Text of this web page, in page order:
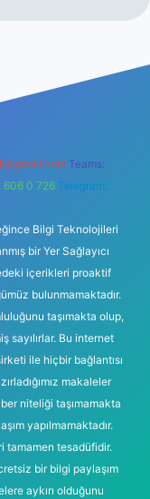
Teams:
606 0 726 Telegram:
Bilgi Teknolojileri
bir Yer Sağlayıcı
içerikleri proaktif
bulunmamaktadır.
taşımakta olup,
sayılırlar. Bu internet
ile hiçbir bağlantısı
makaleler
niteliği taşımamakta
yapılmamaktadır.
tamamen tesadüfidir.
bir bilgi paylaşım
aykırı olduğunu